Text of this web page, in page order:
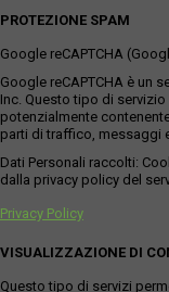
PROTEZIONE SPAM
Google reCAPTCHA
Google reCAPTCHA è un
Inc. Questo tipo di
potenzialmente
parti di traffico, messaggi
Dati Personali raccolti:
dalla privacy policy del
Privacy Policy
VISUALIZZAZIONE DI
Questo tipo di servizi